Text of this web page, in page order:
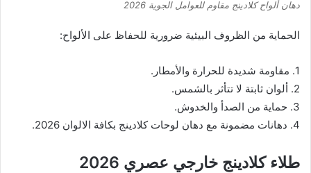
دهان ألواح كلادينج مقاوم للعوامل الجوية 2026
الحماية من الظروف البيئية ضرورية للحفاظ على الألواح:
1. مقاومة شديدة للحرارة والأمطار.
2. ألوان ثابتة لا تتأثر بالشمس.
3. حماية من الصدأ والخدوش.
4. دهانات مضمونة مع دهان لوحات كلادينج بكافة الالوان 2026.
طلاء كلادينج خارجي عصري 2026